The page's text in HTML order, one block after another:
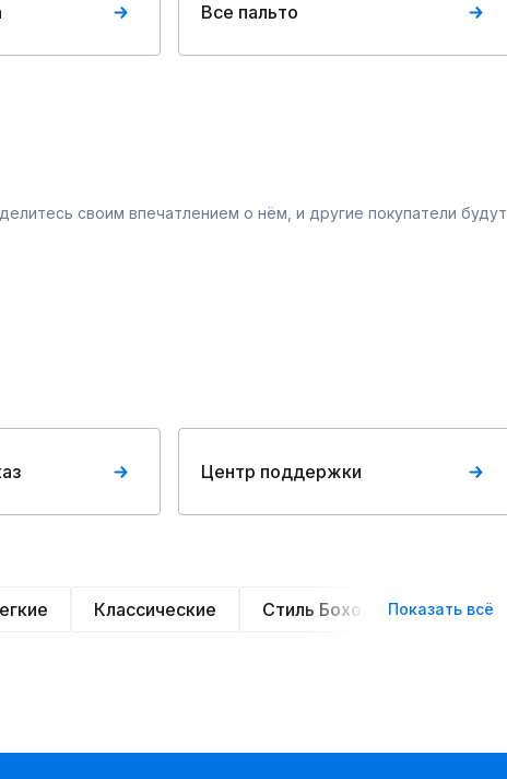
Все пальто
своим впечатлением о нём, и другие покупатели будут
Центр поддержки
Классические Стиль Бохо Элегантные
Показать всё